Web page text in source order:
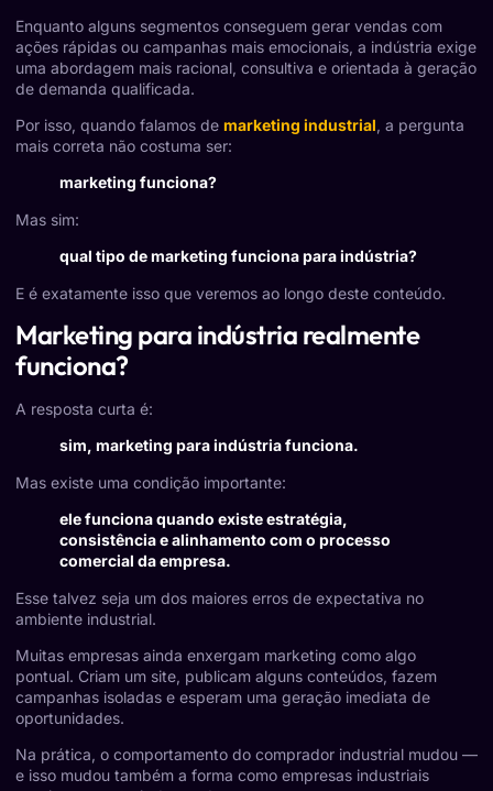
Enquanto alguns segmentos conseguem gerar vendas com
ações rápidas ou campanhas mais emocionais, a indústria exige
uma abordagem mais racional, consultiva e orientada à geração
de demanda qualificada.
Por isso, quando falamos de marketing industrial, a pergunta
mais correta não costuma ser:
marketing funciona?
Mas sim:
qual tipo de marketing funciona para indústria?
E é exatamente isso que veremos ao longo deste conteúdo.
Marketing para indústria realmente
funciona?
A resposta curta é:
sim, marketing para indústria funciona.
Mas existe uma condição importante:
ele funciona quando existe estratégia,
consistência e alinhamento com o processo
comercial da empresa.
Esse talvez seja um dos maiores erros de expectativa no
ambiente industrial.
Muitas empresas ainda enxergam marketing como algo
pontual. Criam um site, publicam alguns conteúdos, fazem
campanhas isoladas e esperam uma geração imediata de
oportunidades.
Na prática, o comportamento do comprador industrial mudou —
e isso mudou também a forma como empresas industriais